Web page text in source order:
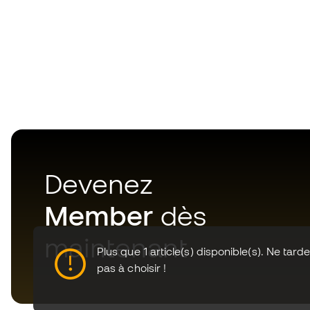
Plus que 1 article(s) disponible(s). Ne
pas à choisir !
Devenez
Member dès
maintenant